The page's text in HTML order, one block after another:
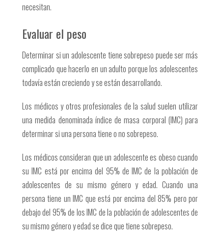
necesitan.
Evaluar el peso
Determinar si un adolescente tiene sobrepeso puede ser más
complicado que hacerlo en un adulto porque los adolescentes
todavía están creciendo y se están desarrollando.
Los médicos y otros profesionales de la salud suelen utilizar
una medida denominada índice de masa corporal (IMC) para
determinar si una persona tiene o no sobrepeso.
Los médicos consideran que un adolescente es obeso cuando
su IMC está por encima del 95% de IMC de la población de
adolescentes de su mismo género y edad. Cuando una
persona tiene un IMC que está por encima del 85% pero por
debajo del 95% de los IMC de la población de adolescentes de
su mismo género y edad se dice que tiene sobrepeso.